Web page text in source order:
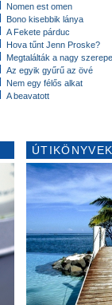
Nomen est omen
Bono kisebbik lánya
A Fekete párduc
Hova tűnt Jenn Proske?
Megtalálták a nagy
Az egyik gyűrű az övé
Nem egy félős alkat
A beavatott